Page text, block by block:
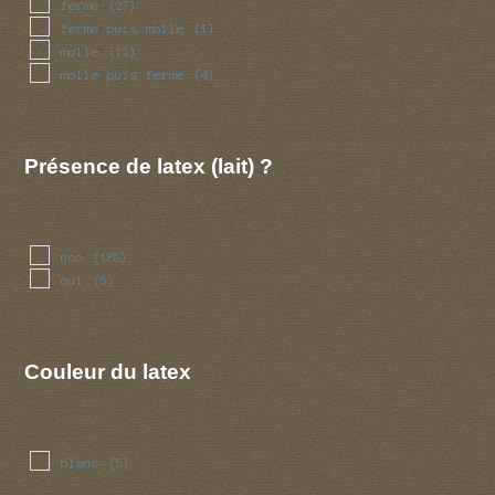
ferme (27)
ferme puis molle (1)
molle (12)
molle puis ferme (4)
Présence de latex (lait) ?
non (185)
oui (5)
Couleur du latex
blanc (5)